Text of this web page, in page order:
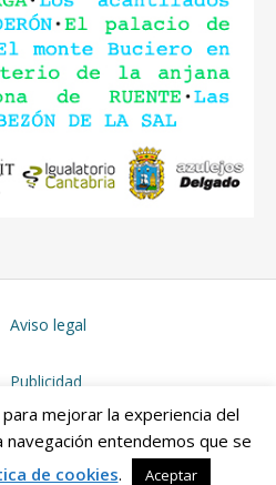
Aviso legal
Publicidad
mejorar la experiencia del
navegación entendemos que se
de cookies. Aceptar